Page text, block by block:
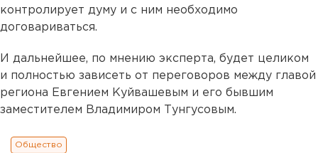
контролирует думу и с ним необходимо
договариваться.
И дальнейшее, по мнению эксперта, будет целиком
и полностью зависеть от переговоров между главой
региона Евгением Куйвашевым и его бывшим
заместителем Владимиром Тунгусовым.
Общество